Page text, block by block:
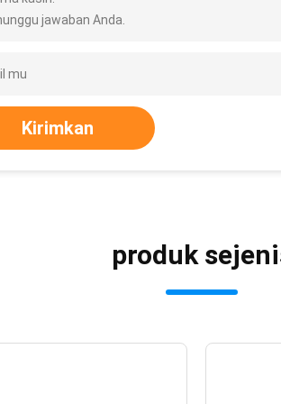
jawaban Anda.
Kirimkan
produk